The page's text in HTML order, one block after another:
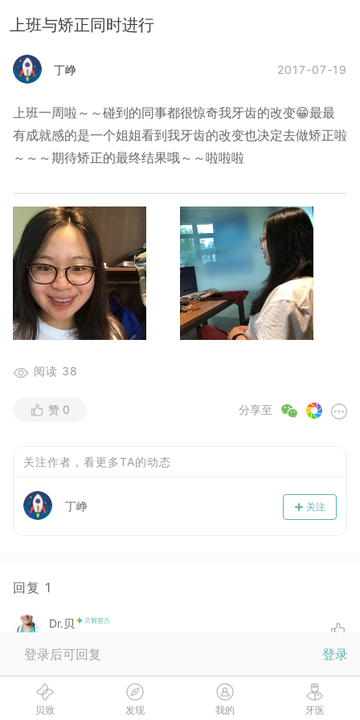
上班与矫正同时进行
丁峥 2017-07-19
上班一周啦～～碰到的同事都很惊奇我牙齿的改变😁最最
有成就感的是一个姐姐看到我牙齿的改变也决定去做矫正啦
～～～期待矫正的最终结果哦～～啦啦啦
阅读 38
分享至
赞 0
关注作者，看更多TA的动态
关注
丁峥
回复 1
Dr.贝
待到矫正结束！你的成就感会大大爆棚滴！Dr.贝倾情安利你
app内自带的牙套小助手：牙套计时器可以轻松管理你的牙
套计划，共享给医生，还能让医生实时看到你的最新佩戴进
度！期待你的宠幸。
登录后可回复 登录
贝致 发现 我的 牙医